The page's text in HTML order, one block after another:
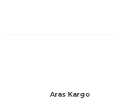
Aras Kargo